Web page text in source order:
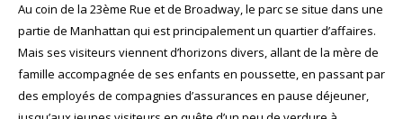
Au coin de la 23ème Rue et de Broadway, le parc se situe dans une
partie de Manhattan qui est principalement un quartier d’affaires.
Mais ses visiteurs viennent d’horizons divers, allant de la mère de
famille accompagnée de ses enfants en poussette, en passant par
des employés de compagnies d’assurances en pause déjeuner,